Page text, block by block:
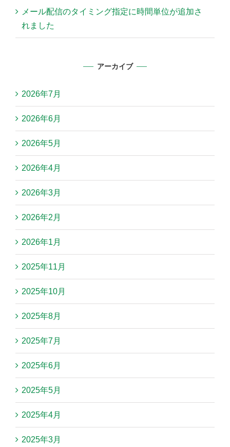
メール配信のタイミング指定に時間単位が追加さ
れました
アーカイブ
2026年7月
2026年6月
2026年5月
2026年4月
2026年3月
2026年2月
2026年1月
2025年11月
2025年10月
2025年8月
2025年7月
2025年6月
2025年5月
2025年4月
2025年3月